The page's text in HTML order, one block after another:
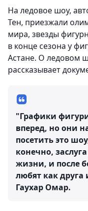
На ледовое шоу,
Тен, приезжали
мира, звезды
в конце сезона у
Астане. О ледовом
рассказывает
"Графики
вперед, но они
посетить это
конечно,
жизни, и после
любят как
Гаухар Омар.